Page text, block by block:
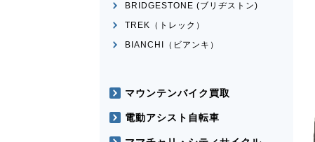
BRIDGESTONE (ブリヂストン)
TREK（トレック）
BIANCHI（ビアンキ）
マウンテンバイク買取
電動アシスト自転車